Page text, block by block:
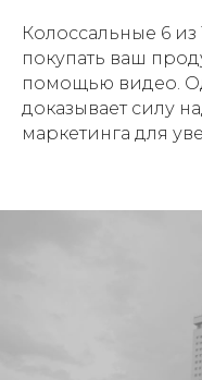
Колоссальные 6
покупать ваш
помощью видео.
доказывает силу
маркетинга для